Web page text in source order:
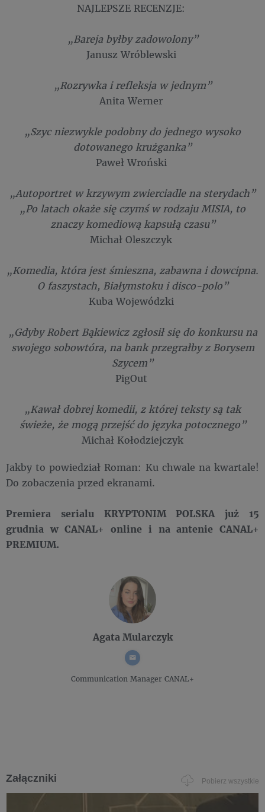
NAJLEPSZE RECENZJE:
„Bareja byłby zadowolony”
Janusz Wróblewski
„Rozrywka i refleksja w jednym”
Anita Werner
„Szyc niezwykle podobny do jednego wysoko
dotowanego krużganka”
Paweł Wroński
„Autoportret w krzywym zwierciadle na sterydach”
„Po latach okaże się czymś w rodzaju MISIA, to
znaczy komediową kapsułą czasu”
Michał Oleszczyk
„Komedia, która jest śmieszna, zabawna i dowcipna.
O faszystach, Białymstoku i disco-polo”
Kuba Wojewódzki
„Gdyby Robert Bąkiewicz zgłosił się do konkursu na
swojego sobowtóra, na bank przegrałby z Borysem
Szycem”
PigOut
„Kawał dobrej komedii, z której teksty są tak
świeże, że mogą przejść do języka potocznego”
Michał Kołodziejczyk
Jakby to powiedział Roman: Ku chwale na kwartale!
Do zobaczenia przed ekranami.
Premiera serialu KRYPTONIM POLSKA już 15
grudnia w CANAL+ online i na antenie CANAL+
PREMIUM.
Agata Mularczyk
Communication Manager CANAL+
Załączniki Pobierz wszystkie